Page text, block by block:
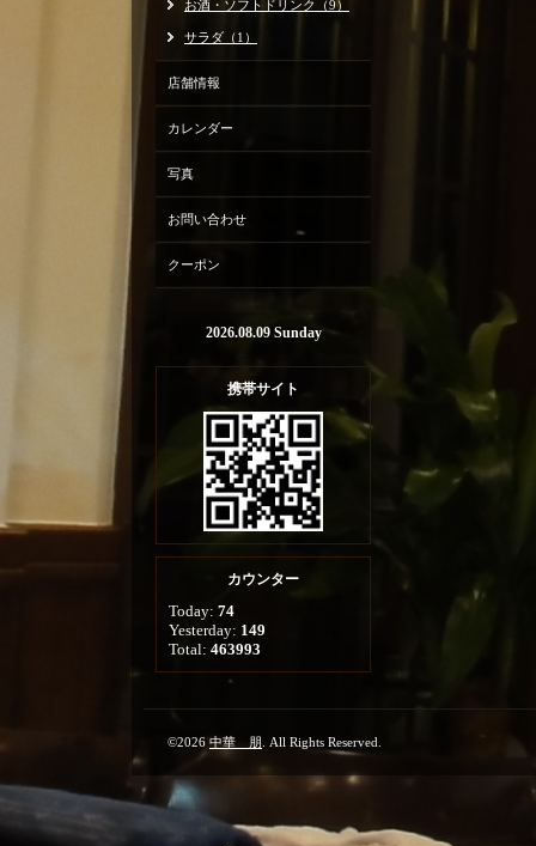
お酒・ソフトドリンク（9）
サラダ（1）
店舗情報
カレンダー
写真
お問い合わせ
クーポン
2026.08.09 Sunday
携帯サイト
カウンター
Today: 74
Yesterday: 149
Total: 463993
©2026 中華 朋 . All Rights Reserved.